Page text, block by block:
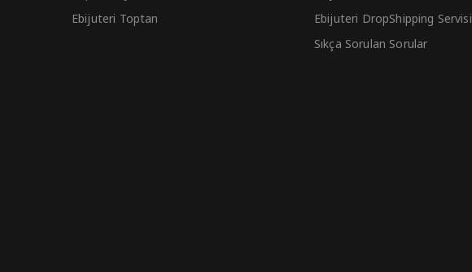
Ebijuteri Toptan
Ebijuteri DropShipping Servisi
Sıkça Sorulan Sorular